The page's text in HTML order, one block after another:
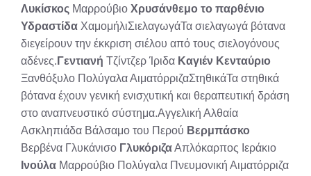
Λυκίσκος Μαρρούβιο Χρυσάνθεμο το παρθένιο
Υδραστίδα ΧαμομήλιΣιελαγωγάΤα σιελαγωγά βότανα
διεγείρουν την έκκριση σιέλου από τους σιελογόνους
αδένες. Γεντιανή Τζίντζερ Ίριδα Καγιέν Κενταύριο
Ξανθόξυλο Πολύγαλα ΑιματόρριζαΣτηθικάΤα στηθικά
βότανα έχουν γενική ενισχυτική και θεραπευτική δράση
στο αναπνευστικό σύστημα.Αγγελική Αλθαία
Ασκληπιάδα Βάλσαμο του Περού Βερμπάσκο
Βερβένα Γλυκάνισο ΓλυκόριζαΑπλόκαρπος Ιεράκιο
Ινούλα Μαρρούβιο Πολύγαλα Πνευμονική Αιματόρριζα